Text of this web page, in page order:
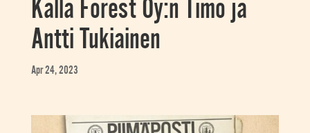
Kalla Forest Oy:n Timo ja
Antti Tukiainen
Apr 24, 2023